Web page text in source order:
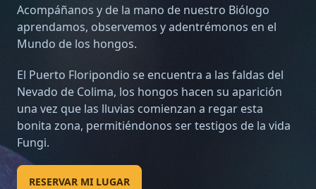
Acompáñanos y de la mano de nuestro Biólogo
aprendamos, observemos y adentrémonos en el
Mundo de los hongos.
El Puerto Floripondio se encuentra a las faldas del
Nevado de Colima, los hongos hacen su aparición
una vez que las lluvias comienzan a regar esta
bonita zona, permitiéndonos ser testigos de la vida
Fungi.
RESERVAR MI LUGAR